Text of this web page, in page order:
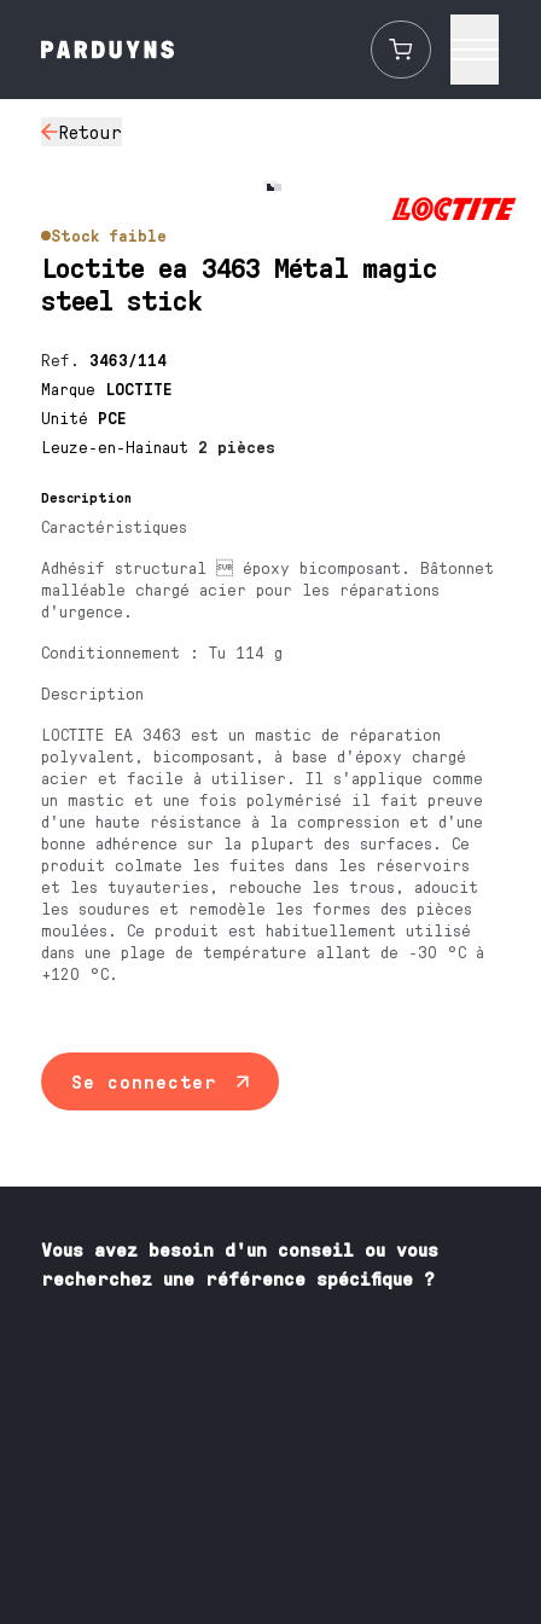
Retour
Stock faible
Loctite ea 3463 Métal magic
steel stick
Ref. 3463/114
Marque LOCTITE
Unité PCE
Leuze-en-Hainaut 2 pièces
Description
Caractéristiques
Adhésif structural  époxy bicomposant. Bâtonnet
malléable chargé acier pour les réparations
d'urgence.
Conditionnement : Tu 114 g
Description
LOCTITE EA 3463 est un mastic de réparation
polyvalent, bicomposant, à base d'époxy chargé
acier et facile à utiliser. Il s'applique comme
un mastic et une fois polymérisé il fait preuve
d'une haute résistance à la compression et d'une
bonne adhérence sur la plupart des surfaces. Ce
produit colmate les fuites dans les réservoirs
et les tuyauteries, rebouche les trous, adoucit
les soudures et remodèle les formes des pièces
moulées. Ce produit est habituellement utilisé
dans une plage de température allant de -30 °C à
+120 °C.
Se connecter
Vous avez besoin d'un conseil ou vous
recherchez une référence spécifique ?